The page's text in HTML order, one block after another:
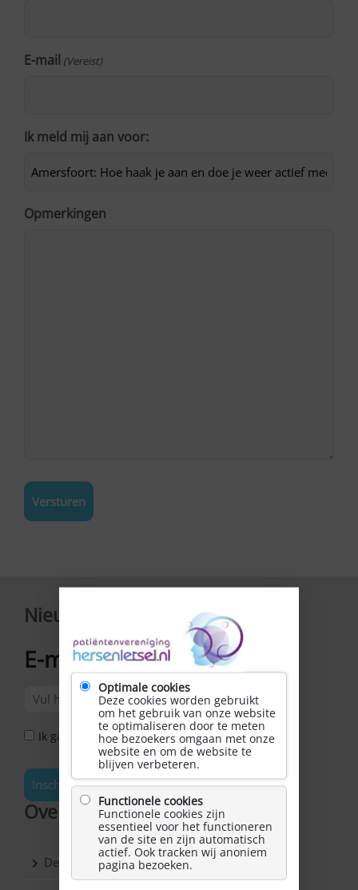
E-mail (Vereist)
Ik meld mij aan voor:
Opmerkingen
Nieuwsbrief
E-mailadres*
Ik ga akkoord met het Privacy Statement *
Inschrijven
Over Hersenletsel.nl
De vereniging
Optimale cookies
Deze cookies worden gebruikt
om het gebruik van onze website
te optimaliseren door te meten
hoe bezoekers omgaan met onze
website en om de website te
blijven verbeteren.
Functionele cookies
Functionele cookies zijn
essentieel voor het functioneren
van de site en zijn automatisch
actief. Ook tracken wij anoniem
pagina bezoeken.